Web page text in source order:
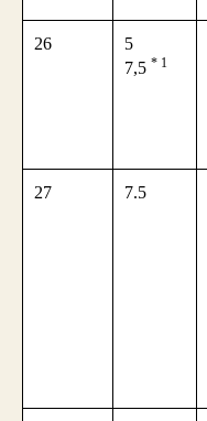
26
5
7,5 * 1
27 7.5